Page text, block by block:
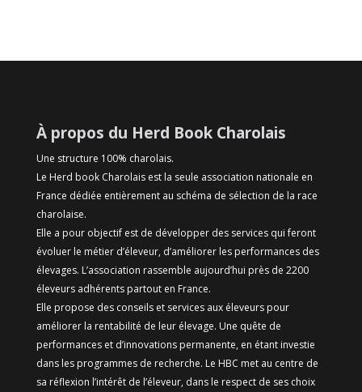
À propos du Herd Book Charolais
Une structure 100% charolais.
Le Herd book Charolais est la seule association nationale en
France dédiée entièrement au schéma de sélection de la race
charolaise.
Elle a pour objectif est de développer des services qui feront
évoluer le métier d’éleveur, d’améliorer les performances des
élevages. L’association rassemble aujourd’hui près de 2200
éleveurs adhérents partout en France.
Elle propose des conseils et services aux éleveurs pour
améliorer la rentabilité de leur élevage. Une quête de
performances et d’innovations permanente, en étant investie
dans les programmes de recherche. Le HBC met au centre de
sa réflexion l’intérêt de l’éleveur, dans le respect de ses choix